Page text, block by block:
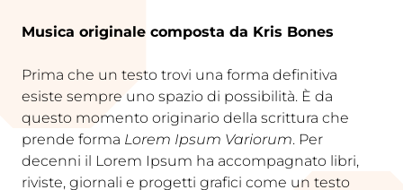
Musica originale composta da Kris Bones
Prima che un testo trovi una forma definitiva
esiste sempre uno spazio di possibilità. È da
questo momento originario della scrittura che
prende forma Lorem Ipsum Variorum. Per
decenni il Lorem Ipsum ha accompagnato libri,
riviste, giornali e progetti grafici come un testo